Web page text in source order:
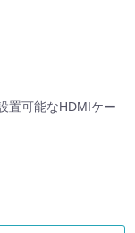
置可能なHDMIケー